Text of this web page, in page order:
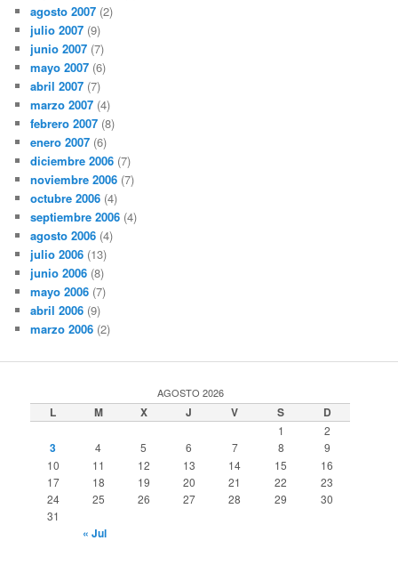
agosto 2007 (2)
julio 2007 (9)
junio 2007 (7)
mayo 2007 (6)
abril 2007 (7)
marzo 2007 (4)
febrero 2007 (8)
enero 2007 (6)
diciembre 2006 (7)
noviembre 2006 (7)
octubre 2006 (4)
septiembre 2006 (4)
agosto 2006 (4)
julio 2006 (13)
junio 2006 (8)
mayo 2006 (7)
abril 2006 (9)
marzo 2006 (2)
AGOSTO 2026
L M X J V S D
1 2
3 4 5 6 7 8
9
10
11 12 13 14 15
16
17
18 19 20 21 22
23
24
25 26 27 28 29
30
31
« Jul